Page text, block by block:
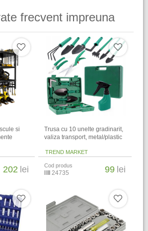
frecvent impreuna
si
202 lei
Trusa cu 10 unelte gradinarit,
valiza transport, metal/plastic
TREND MARKET
Cod produs
24735 99 lei